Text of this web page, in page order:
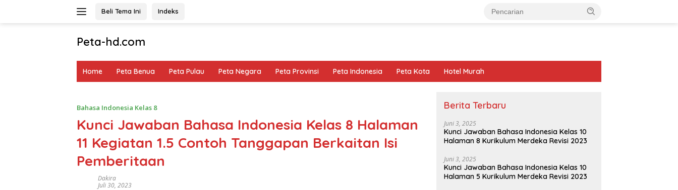
Beli Tema Ini Indeks
Peta-hd.com
Gambar
Home Peta Benua Peta Pulau Peta Negara Peta Provinsi Peta Indonesia Peta Kota Hotel Murah
Bahasa Indonesia Kelas 8
Kunci Jawaban Bahasa Indonesia Kelas 8 Halaman
11 Kegiatan 1.5 Contoh Tanggapan Berkaitan Isi
Pemberitaan
Dakira
Juli 30, 2023
Berita Terbaru
Juni 3, 2025
Kunci Jawaban Bahasa Indonesia Kelas 10
Halaman 8 Kurikulum Merdeka Revisi 2023
Juni 3, 2025
Kunci Jawaban Bahasa Indonesia Kelas 10
Halaman 5 Kurikulum Merdeka Revisi 2023